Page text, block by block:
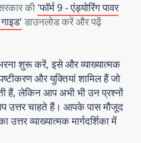
की 'फॉर्म 9 - एंड्योरिंग पावर
डाउनलोड करें और पढ़ें
शुरू करें, इसे और व्याख्यात्मक
और युक्तियां शामिल हैं जो
हैं, लेकिन आप अभी भी उन प्रश्नों
उत्तर चाहते हैं। आपके पास मौजूद
व्याख्यात्मक मार्गदर्शिका में